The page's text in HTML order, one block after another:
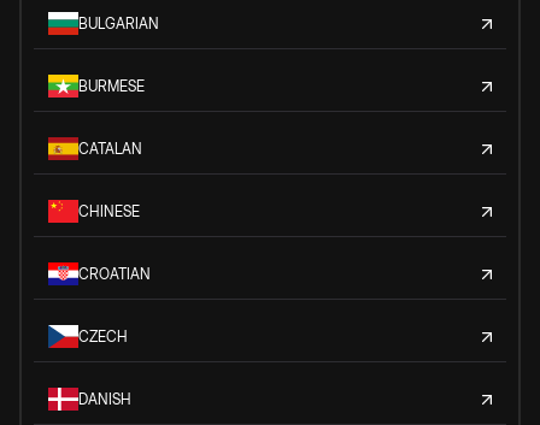
BULGARIAN
BURMESE
CATALAN
CHINESE
CROATIAN
CZECH
DANISH